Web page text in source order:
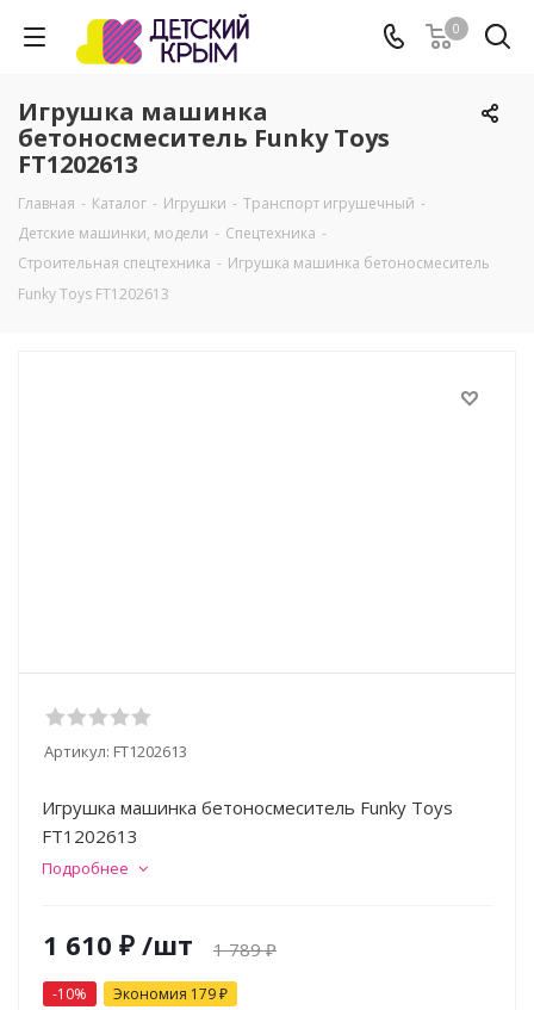
0
Игрушка машинка
бетоносмеситель Funky Toys
FT1202613
Главная - Каталог - Игрушки - Транспорт игрушечный -
Детские машинки, модели - Спецтехника -
Строительная спецтехника - Игрушка машинка бетоносмеситель
Funky Toys FT1202613
Артикул: FT1202613
Игрушка машинка бетоносмеситель Funky Toys
FT1202613
Подробнее
1 610 ₽ /шт 1 789₽
-10% Экономия 179₽